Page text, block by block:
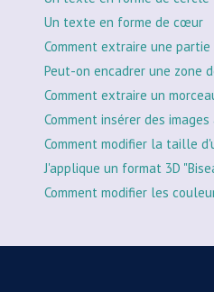
Un texte en forme de cœur
Comment extraire une
Peut-on encadrer une zone
Comment extraire un
Comment insérer des
Comment modifier la taille
J'applique un format 3D
Comment modifier les